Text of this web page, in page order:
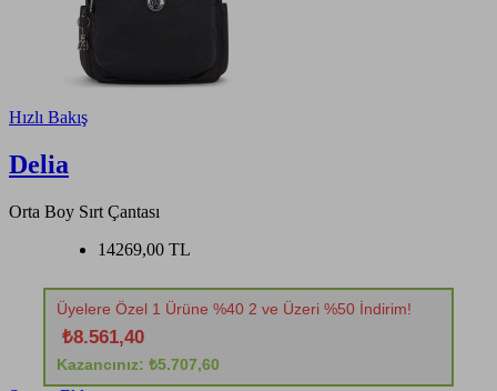
Hızlı Bakış
Delia
Orta Boy Sırt Çantası
14269,00 TL
Üyelere Özel 1 Ürüne %40 2 ve Üzeri %50 İndirim!
₺8.561,40
Kazancınız: ₺5.707,60